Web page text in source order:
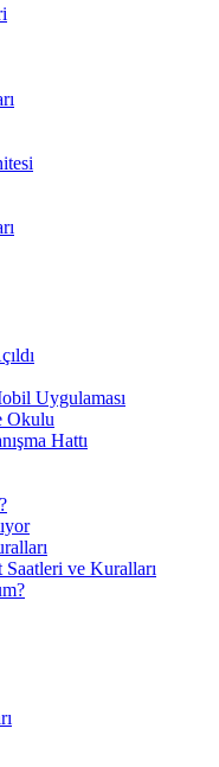
Uygulaması
Okulu
Hattı
ve Kuralları